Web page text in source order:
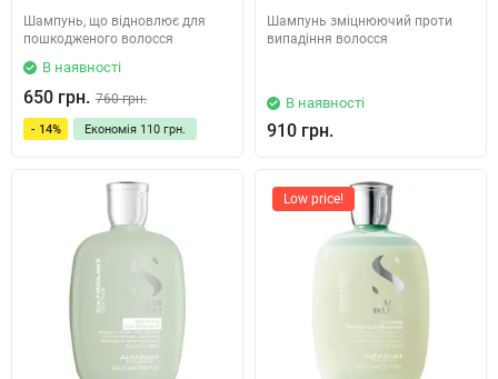
Шампунь, що відновлює для
пошкодженого волосся
В наявності
650 грн. 760 грн.
- 14% Економія 110 грн.
Шампунь зміцнюючий проти
випадіння волосся
В наявності
910 грн.
Low price!